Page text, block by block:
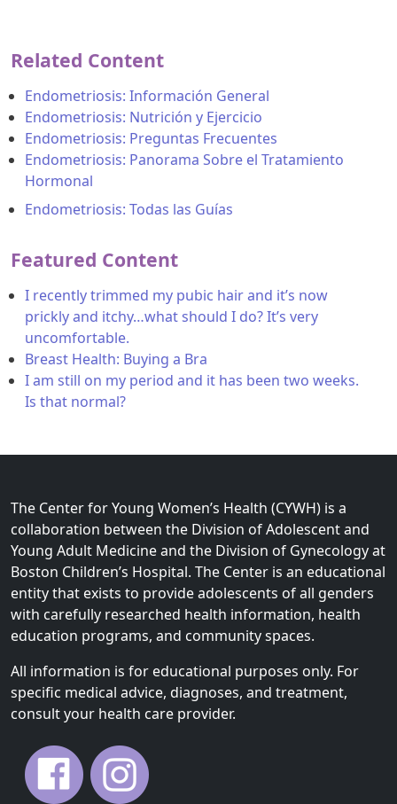
Related Content
Endometriosis: Información General
Endometriosis: Nutrición y Ejercicio
Endometriosis: Preguntas Frecuentes
Endometriosis: Panorama Sobre el Tratamiento
Hormonal
Endometriosis: Todas las Guías
Featured Content
I recently trimmed my pubic hair and it’s now
prickly and itchy…what should I do? It’s very
uncomfortable.
Breast Health: Buying a Bra
I am still on my period and it has been two weeks.
Is that normal?
The Center for Young Women’s Health (CYWH) is a
collaboration between the Division of Adolescent and
Young Adult Medicine and the Division of Gynecology at
Boston Children’s Hospital. The Center is an educational
entity that exists to provide adolescents of all genders
with carefully researched health information, health
education programs, and community spaces.
All information is for educational purposes only. For
specific medical advice, diagnoses, and treatment,
consult your health care provider.